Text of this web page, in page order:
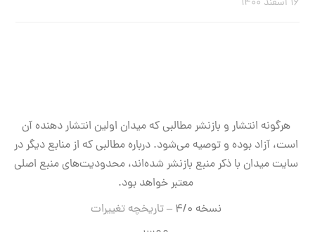
۱۶ اسفند ۱۴۰۰
هرگونه انتشار و بازنشر مطالبی که میدان اولین انتشار دهنده آن
است، آزاد بوده و توصیه می‌شود. درباره مطالبی که از منابع دیگر در
سایت میدان با ذکر منبع بازنشر شده‌اند، محدودیت‌های منبع اصلی
معتبر خواهد بود.
نسخه ۴/۰ –
تاریخچه تغییرات